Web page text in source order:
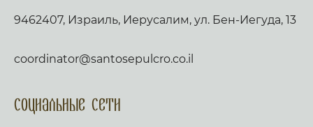
9462407, Израиль, Иерусалим, ул. Бен-Иегуда, 13
coordinator@santosepulcro.co.il
Социальные сети